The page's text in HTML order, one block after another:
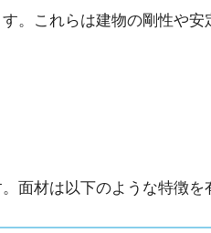
。これらは建物の剛性や安
面材は以下のような特徴を